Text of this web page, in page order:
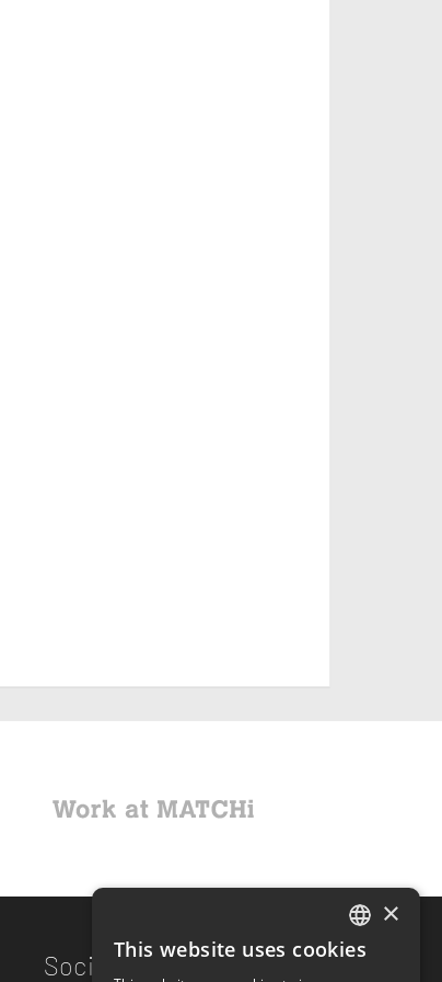
Sociala Länkar ENGLISH
×
This website uses cookies